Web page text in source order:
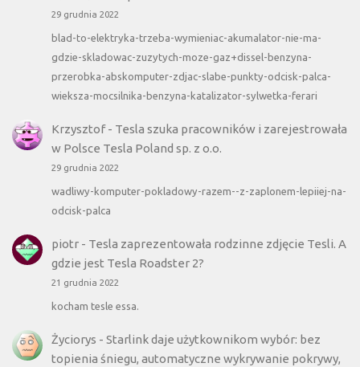
29 grudnia 2022
blad-to-elektryka-trzeba-wymieniac-akumalator-nie-ma-
gdzie-skladowac-zuzytych-moze-gaz+dissel-benzyna-
przerobka-abskomputer-zdjac-slabe-punkty-odcisk-palca-
wieksza-mocsilnika-benzyna-katalizator-sylwetka-ferari
Krzysztof- Tesla szuka pracowników i zarejestrowała
w Polsce Tesla Poland sp. z o.o.
29 grudnia 2022
wadliwy-komputer-pokladowy-razem--z-zaplonem-lepiiej-na-
odcisk-palca
piotr- Tesla zaprezentowała rodzinne zdjęcie Tesli. A
gdzie jest Tesla Roadster 2?
21 grudnia 2022
kocham tesle essa.
Życiorys - Starlink daje użytkownikom wybór: bez
topienia śniegu, automatyczne wykrywanie pokrywy,